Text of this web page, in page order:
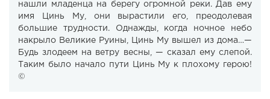
нашли младенца на берегу огромной реки. Дав ему
имя Цинь Му, они вырастили его, преодолевая
большие трудности. Однажды, когда ночное небо
накрыло Великие Руины, Цинь Му вышел из дома…—
Будь злодеем на ветру весны, — сказал ему слепой.
Таким было начало пути Цинь Му к плохому герою!
©